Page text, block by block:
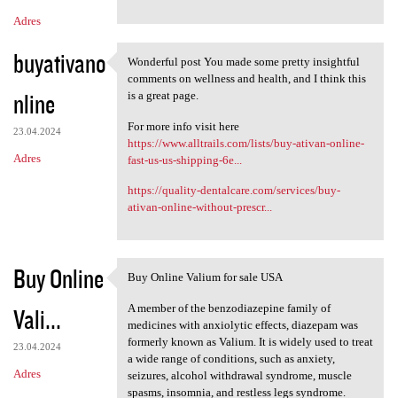
Adres
buyativano
nline
23.04.2024
Adres
Wonderful post You made some
Wonderful post You made some pretty insightful
comments on wellness and health, and I think this
is a great page.
For more info visit here
https://www.alltrails.com/lists/buy-ativan-online-
fast-us-us-shipping-6e...
https://quality-dentalcare.com/services/buy-
ativan-online-without-prescr...
Buy Online
Vali...
23.04.2024
Adres
Buy Online Valium for sale
Buy Online Valium for sale USA
A member of the benzodiazepine family of
medicines with anxiolytic effects, diazepam was
formerly known as Valium. It is widely used to treat
a wide range of conditions, such as anxiety,
seizures, alcohol withdrawal syndrome, muscle
spasms, insomnia, and restless legs syndrome.